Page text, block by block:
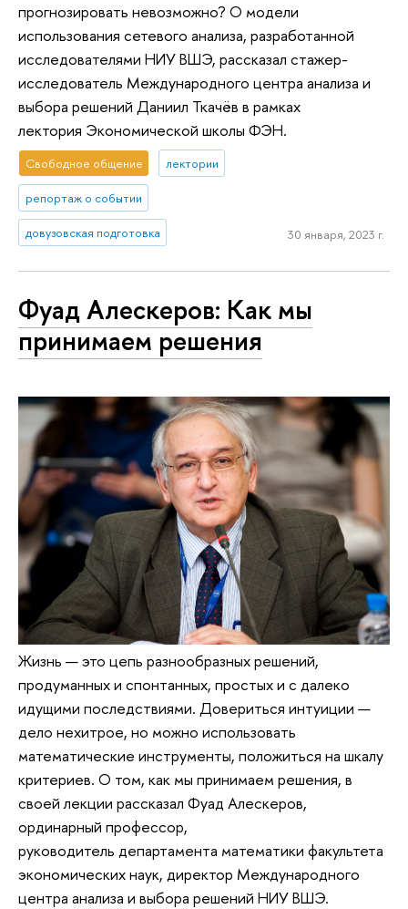
прогнозировать невозможно? О модели
использования сетевого анализа, разработанной
исследователями НИУ ВШЭ, рассказал стажер-
исследователь Международного центра анализа и
выбора решений Даниил Ткачёв в рамках
лектория Экономической школы ФЭН.
Свободное общение лектории
репортаж о событии
довузовская подготовка 30 января, 2023 г.
Фуад Алескеров: Как мы
принимаем решения
Жизнь — это цепь разнообразных решений,
продуманных и спонтанных, простых и с далеко
идущими последствиями. Довериться интуиции —
дело нехитрое, но можно использовать
математические инструменты, положиться на шкалу
критериев. О том, как мы принимаем решения, в
своей лекции рассказал Фуад Алескеров,
ординарный профессор,
руководитель департамента математики факультета
экономических наук, директор Международного
центра анализа и выбора решений НИУ ВШЭ.